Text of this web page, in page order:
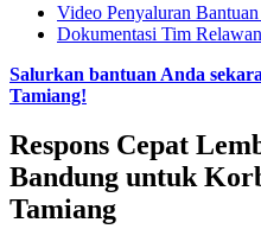
Video Penyaluran
Dokumentasi Tim
Salurkan bantuan Anda
Tamiang!
Respons Cepat
Bandung untuk
Tamiang